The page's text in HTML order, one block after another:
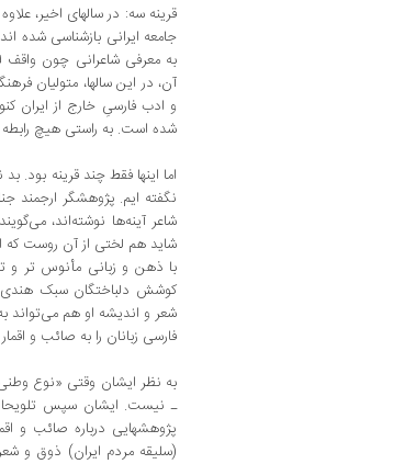
قرینه سه‌: در سالهای اخیر،
جامعه ایرانی بازشناسی شده
به معرفی شاعرانی چون واقف
آن‌، در این سالها، متولیان
و ادب فارسی‌ِ خارج از ایران
شده ‌است‌. به ‌راستی هیچ رابطه‌
اما اینها فقط چند قرینه بود.
نگفته‌ ایم‌. پژوهشگر ارجمند
شاعر آینه‌‌ها نوشته‌اند،
شاید هم لختی از آن روست که
با ذهن و زبانی مأنوس ‌تر و
کوشش دلباختگان سبک هندی
شعر و اندیشه او هم می‌تواند
فارسی ‌زبانان را به صائب و
به نظر ایشان وقتی «نوع
ـ نیست‌. ایشان سپس
پژوهشهایی درباره صائب و
(سلیقه مردم ایران‌) ذوق و